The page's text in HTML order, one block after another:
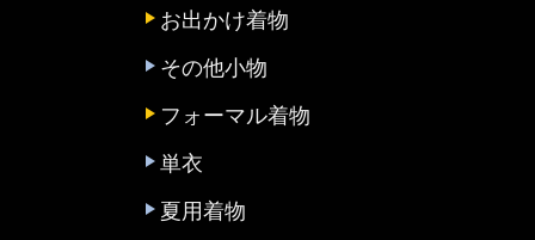
お出かけ着物
その他小物
フォーマル着物
単衣
夏用着物